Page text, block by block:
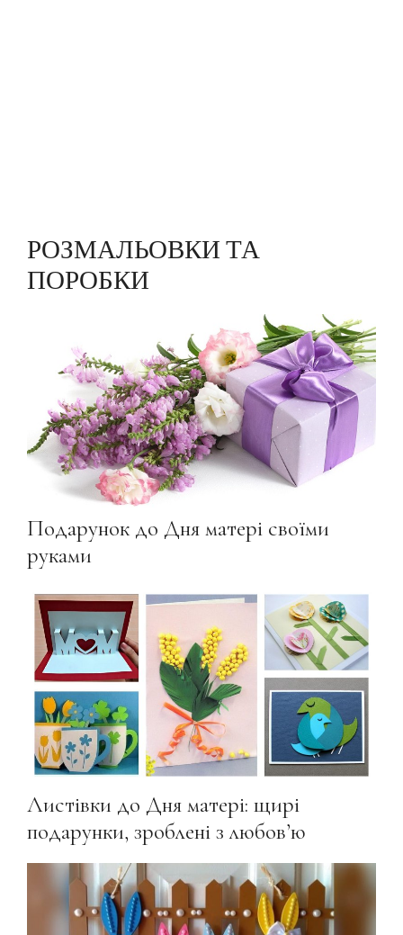
РОЗМАЛЬОВКИ ТА
ПОРОБКИ
Подарунок до Дня матері своїми
руками
Листівки до Дня матері: щирі
подарунки, зроблені з любов’ю